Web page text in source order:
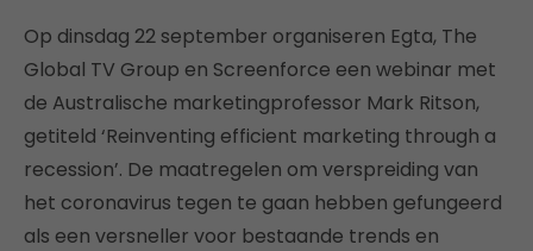
Op dinsdag 22 september organiseren Egta, The
Global TV Group en Screenforce een webinar met
de Australische marketingprofessor Mark Ritson,
getiteld ‘Reinventing efficient marketing through a
recession’. De maatregelen om verspreiding van
het coronavirus tegen te gaan hebben gefungeerd
als een versneller voor bestaande trends en